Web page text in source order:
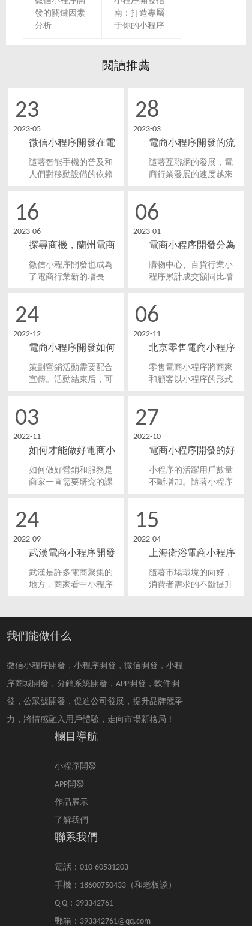
發的關鍵因素
分析
南：打造專屬
于你的小程序
閱讀推薦
23
2023-05
微信小程序開發在電
商領域的應用
隨著智能手機的普及和
人們對移動設備的依賴
提供了更為便捷的服
程序開發在電商領域的
應用和作用。
28
2023-03
電商小程序開發的流
程步驟是怎么樣的？
隨著互聯網的發展，電
商行業發展的速度越來
分。電商小程序開發需
驟，以下為電商小程序
開發的流程步驟。
16
2023-06
探尋商機，蘭州電商
小程序開發：了解市
場前景與商機！
微信小程序開發也成為
了電商行業新的增長
程序市場也面臨著巨大
們將會探尋蘭州電商小
程序開發的市場前景及
商機。
06
2023-01
電商小程序開發分為
幾種類型
購物中心、百貨行業小
程序累計成交額同比增
迅猛。小程序在這兩年
在疫情陰影下也發揮了
超強的線上能力。
24
2022-12
電商小程序開發如何
引流獲得新客戶？
策劃營銷活動需要配合
宣傳。活動結束后，可
商小程序開發還有很多
法，在有著社交屬性的
小程序中有效的營銷玩
法能輕松實現裂變獲
客。
06
2022-11
北京零售電商小程序
開發助力企業轉型
零售電商小程序將商家
和顧客以小程序的形式
接在零售電商小程序上
程序開發不僅能促使商
家的業務轉型升級，也
能提高顧客的粘性。
03
2022-11
如何才能做好電商小
程序開發？
如何做好營銷和服務是
商家一直需要研究的課
發。正所謂知己知彼百
商小程序的發展的方
向，有了目標，電商行
業才能更好的利用小程
序實現自己的藍圖。
27
2022-10
電商小程序開發的好
處
小程序的活躍用戶數量
不斷增加。隨著小程序
了其中的商機，因此都
序。在小程序開發的企
業和商家中，有不少是
從事電商行業的。那
么，電商小程序開發有
哪些好處？
24
2022-09
武漢電商小程序開發
公司怎么選?
武漢是許多電商聚集的
地方，商家看中小程序
息化建設轉型的道路。
方，該如何選擇武漢小
程序開發公司呢？
15
2022-04
上海衛浴電商小程序
開發提升生活品質
隨著市場環境的向好，
消費者需求的不斷提升
海衛浴電商小程序開發
也迎來了新的市場關
我們能做什么
微信小程序開發，小程序開發，微信開發，小程
序商城開發，分銷系統開發，APP開發，軟件開
發，公眾號開發，促進公司發展，提升品牌競爭
力，將情感融入用戶體驗，走向市場新格局！
欄目導航
小程序開發
APP開發
作品展示
了解我們
聯系我們
電話：010-60531203
手機：18600750433（和老板談）
Q Q：393342761
郵箱：393342761@qq.com